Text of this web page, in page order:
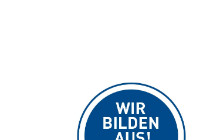
Gesundheitswesen
Mönchengladbach
Labordiagnostik &
Naturwissenschaften